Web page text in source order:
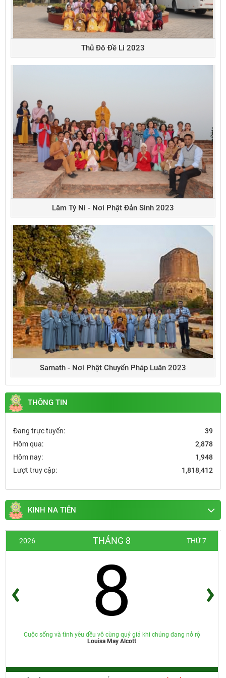
Thủ Đô Đề Li 2023
Lâm Tỳ Ni - Nơi Phật Đản Sinh 2023
Sarnath - Nơi Phật Chuyển Pháp Luân 2023
THÔNG TIN
Đang trực tuyến:
39
Hôm qua:
2,878
Hôm nay:
1,948
Lượt truy cập:
1,818,412
KINH NA TIÊN
2026 THÁNG 8 THỨ 7
8
Cuộc sống và tình yêu đều vô cùng quý giá khi chúng đang nở rộ
Louisa May Alcott